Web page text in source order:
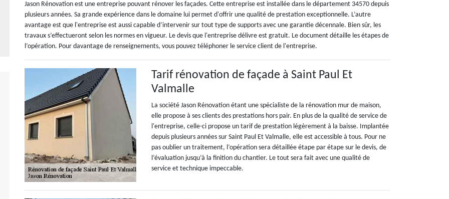
Jason Rénovation est une entreprise pouvant rénover les façades. Cette entreprise est installée dans le département 34570 depuis
plusieurs années. Sa grande expérience dans le domaine lui permet d'offrir une qualité de prestation exceptionnelle. L’autre
avantage est que l'entreprise est aussi capable d’intervenir sur tout type de supports avec une garantie décennale. Bien sûr, les
travaux s’effectueront selon les normes en vigueur. Le devis que l'entreprise délivre est gratuit. Le document détaille les étapes de
l’opération. Pour davantage de renseignements, vous pouvez téléphoner le service client de l'entreprise.
Tarif rénovation de façade à Saint Paul Et
Valmalle
La société Jason Rénovation étant une spécialiste de la rénovation mur de maison,
elle propose à ses clients des prestations hors pair. En plus de la qualité de service de
l'entreprise, celle-ci propose un tarif de prestation légèrement à la baisse. Implantée
depuis plusieurs années sur Saint Paul Et Valmalle, elle est accessible à tous. Pour ne
pas oublier un traitement, l’opération sera détaillée étape par étape sur le devis, de
l’évaluation jusqu’à la finition du chantier. Le tout sera fait avec une qualité de
service et technique impeccable.